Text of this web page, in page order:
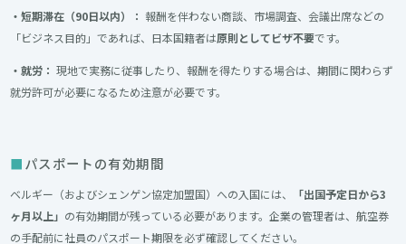
・短期滞在（90日以内）： 報酬を伴わない商談、市場調査、会議出席などの
「ビジネス目的」であれば、日本国籍者は原則としてビザ不要です。
・就労： 現地で実務に従事したり、報酬を得たりする場合は、期間に関わらず
就労許可が必要になるため注意が必要です。
パスポートの有効期間
ベルギー（およびシェンゲン協定加盟国）への入国には、
「出国予定日から3
ヶ月以上」 の有効期間が残っている必要があります。企業の管理者は、航空券
の手配前に社員のパスポート期限を必ず確認してください。